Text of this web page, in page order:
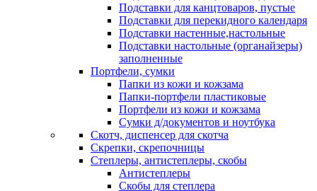
Подставки для канцтоваров, пустые
Подставки для перекидного календаря
Подставки настенные,настольные
Подставки настольные (органайзеры)
заполненные
Портфели, сумки
Папки из кожи и кожзама
Папки-портфели пластиковые
Портфели из кожи и кожзама
Сумки д/документов и ноутбука
Скотч, диспенсер для скотча
Скрепки, скрепочницы
Степлеры, антистеплеры, скобы
Антистеплеры
Скобы для степлера